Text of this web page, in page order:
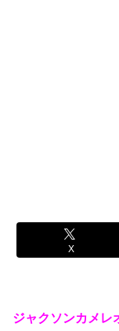
X
ジャクソンカメレ